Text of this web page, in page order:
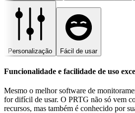
Personalização Fácil de usar
Funcionalidade e facilidade de uso
Mesmo o melhor software de
for difícil de usar. O PRTG não só vem
recursos, mas também é conhecido por